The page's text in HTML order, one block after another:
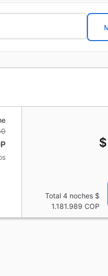
Total 4 noches $
1.181.989 COP